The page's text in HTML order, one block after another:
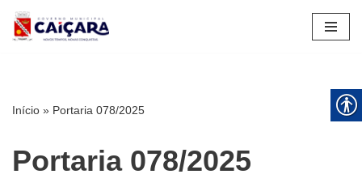
Pular
Início » Portaria 078/2025
Portaria 078/2025